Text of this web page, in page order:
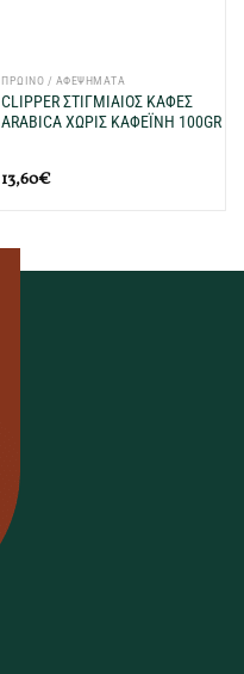
ΠΡΩΙΝΟ / ΑΦΕΨΗΜΑΤΑ
CLIPPER ΣΤΙΓΜΙΑΙΟΣ ΚΑΦΕΣ
ARABICA ΧΩΡΙΣ ΚΑΦΕΪΝΗ 100GR
13,60€